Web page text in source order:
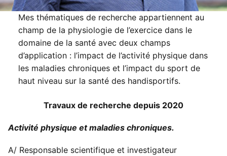
Mes thématiques de recherche appartiennent au
champ de la physiologie de l’exercice dans le
domaine de la santé avec deux champs
d’application : l’impact de l’activité physique dans
les maladies chroniques et l’impact du sport de
haut niveau sur la santé des handisportifs.
Travaux de recherche depuis 2020
Activité physique et maladies chroniques.
A/ Responsable scientifique et investigateur